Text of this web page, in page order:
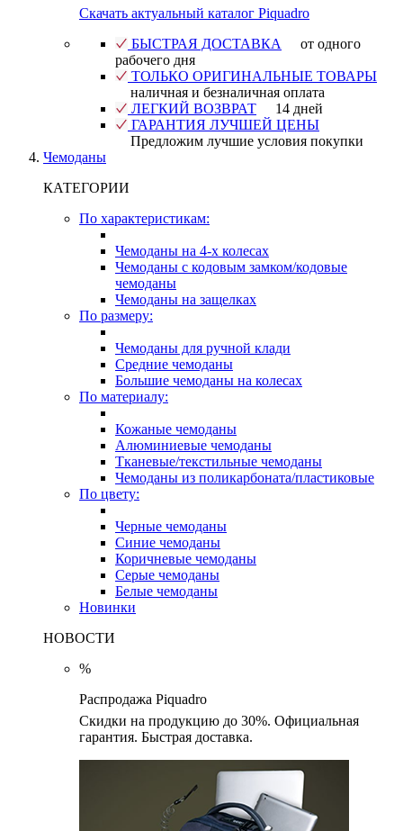
Скачать актуальный каталог Piquadro
БЫСТРАЯ ДОСТАВКА
от одного
рабочего дня
ТОЛЬКО ОРИГИНАЛЬНЫЕ ТОВАРЫ
наличная и безналичная оплата
ЛЕГКИЙ ВОЗВРАТ
14 дней
ГАРАНТИЯ ЛУЧШЕЙ ЦЕНЫ
Предложим лучшие условия покупки
Чемоданы
КАТЕГОРИИ
По характеристикам:
Чемоданы на 4-х колесах
Чемоданы с кодовым замком/кодовые
чемоданы
Чемоданы на защелках
По размеру:
Чемоданы для ручной клади
Средние чемоданы
Большие чемоданы на колесах
По материалу:
Кожаные чемоданы
Алюминиевые чемоданы
Тканевые/текстильные чемоданы
Чемоданы из поликарбоната/пластиковые
По цвету:
Черные чемоданы
Синие чемоданы
Коричневые чемоданы
Серые чемоданы
Белые чемоданы
Новинки
НОВОСТИ
%
Распродажа Piquadro
Скидки на продукцию до 30%. Официальная
гарантия. Быстрая доставка.